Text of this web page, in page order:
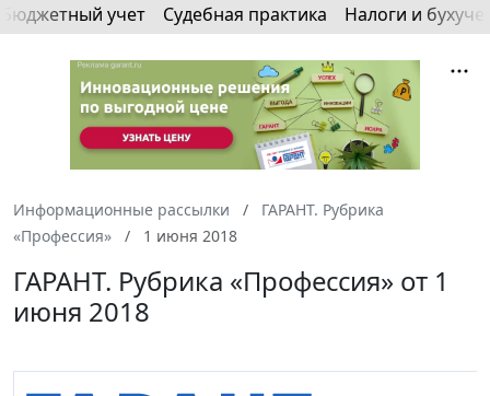
Бюджетный учет Судебная практика Налоги и
Информационные рассылки
ГАРАНТ. Рубрика
«Профессия»
1 июня 2018
ГАРАНТ. Рубрика «Профессия» от 1
июня 2018